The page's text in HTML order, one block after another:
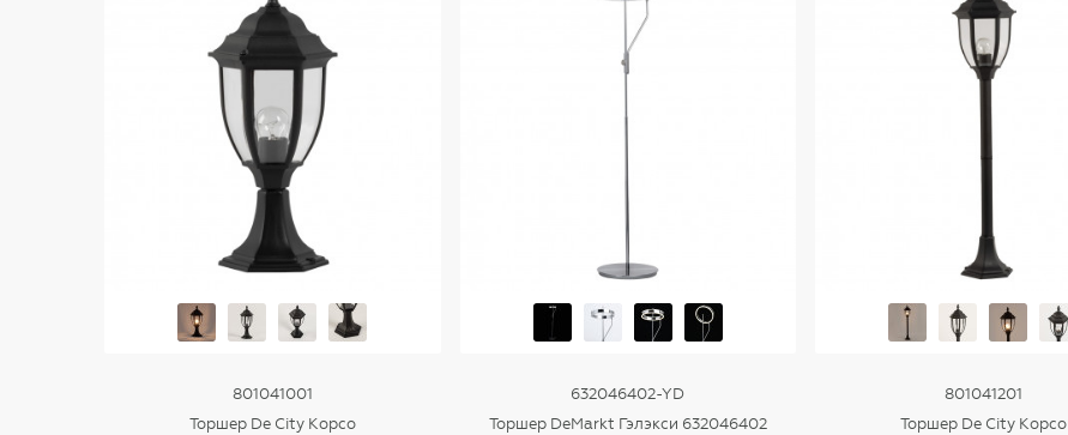
801041001
Торшер De City Корсо
632046402-YD
Торшер DeMarkt Гэлэкси 632046402
801041201
Торшер De City Корсо